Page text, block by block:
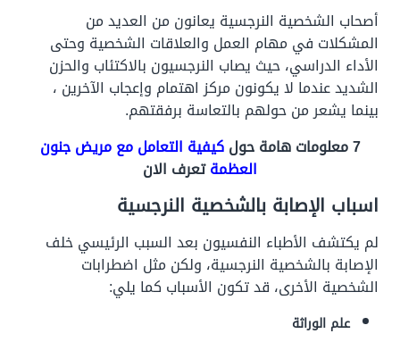
أصحاب الشخصية النرجسية يعانون من العديد من
المشكلات في مهام العمل والعلاقات الشخصية وحتى
الأداء الدراسي، حيث يصاب النرجسيون بالاكتئاب والحزن
الشديد عندما لا يكونون مركز اهتمام وإعجاب الآخرين ،
بينما يشعر من حولهم بالتعاسة برفقتهم.
7 معلومات هامة حول
كيفية التعامل مع مريض جنون
العظمةتعرف الان
اسباب الإصابة بالشخصية النرجسية
لم يكتشف الأطباء النفسيون بعد السبب الرئيسي خلف
الإصابة بالشخصية النرجسية، ولكن مثل اضطرابات
الشخصية الأخرى، قد تكون الأسباب كما يلي:
علم الوراثة